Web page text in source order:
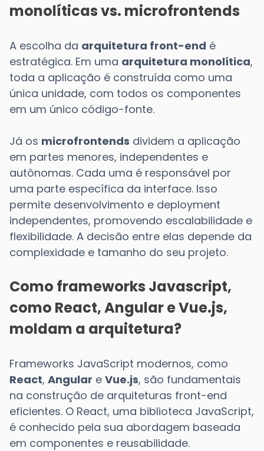
monolíticas vs. microfrontends
A escolha da arquitetura front-end é
estratégica. Em uma arquitetura monolítica,
toda a aplicação é construída como uma
única unidade, com todos os componentes
em um único código-fonte.
Já os microfrontends dividem a aplicação
em partes menores, independentes e
autônomas. Cada uma é responsável por
uma parte específica da interface. Isso
permite desenvolvimento e deployment
independentes, promovendo escalabilidade e
flexibilidade. A decisão entre elas depende da
complexidade e tamanho do seu projeto.
Como frameworks Javascript,
como React, Angular e Vue.js,
moldam a arquitetura?
Frameworks JavaScript modernos, como
React, Angular e Vue.js, são fundamentais
na construção de arquiteturas front-end
eficientes. O React, uma biblioteca JavaScript,
é conhecido pela sua abordagem baseada
em componentes e reusabilidade.